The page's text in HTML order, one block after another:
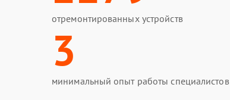
отремонтированных устройств
3
минимальный опыт работы специалистов